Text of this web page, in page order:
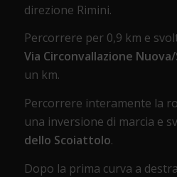
direzione Rimini.
Percorrere per 0,9 km e
Via Circonvallazione Nuova/
un km.
Percorrere interamente la
una inversione di marcia e
dello Scoiattolo.
Dopo la prima curva a